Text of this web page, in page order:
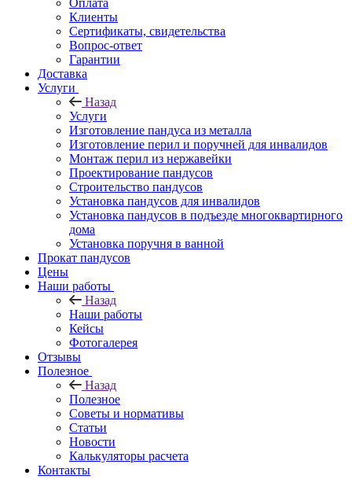
Оплата
Клиенты
Сертификаты, свидетельства
Вопрос-ответ
Гарантии
Доставка
Услуги
Назад
Услуги
Изготовление пандуса из металла
Изготовление перил и поручней для инвалидов
Монтаж перил из нержавейки
Проектирование пандусов
Строительство пандусов
Установка пандусов для инвалидов
Установка пандусов в подъезде многоквартирного
дома
Установка поручня в ванной
Прокат пандусов
Цены
Наши работы
Назад
Наши работы
Кейсы
Фотогалерея
Отзывы
Полезное
Назад
Полезное
Советы и нормативы
Статьи
Новости
Калькуляторы расчета
Контакты